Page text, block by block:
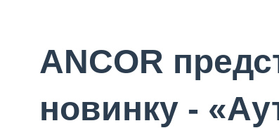
ANCOR
новинку -